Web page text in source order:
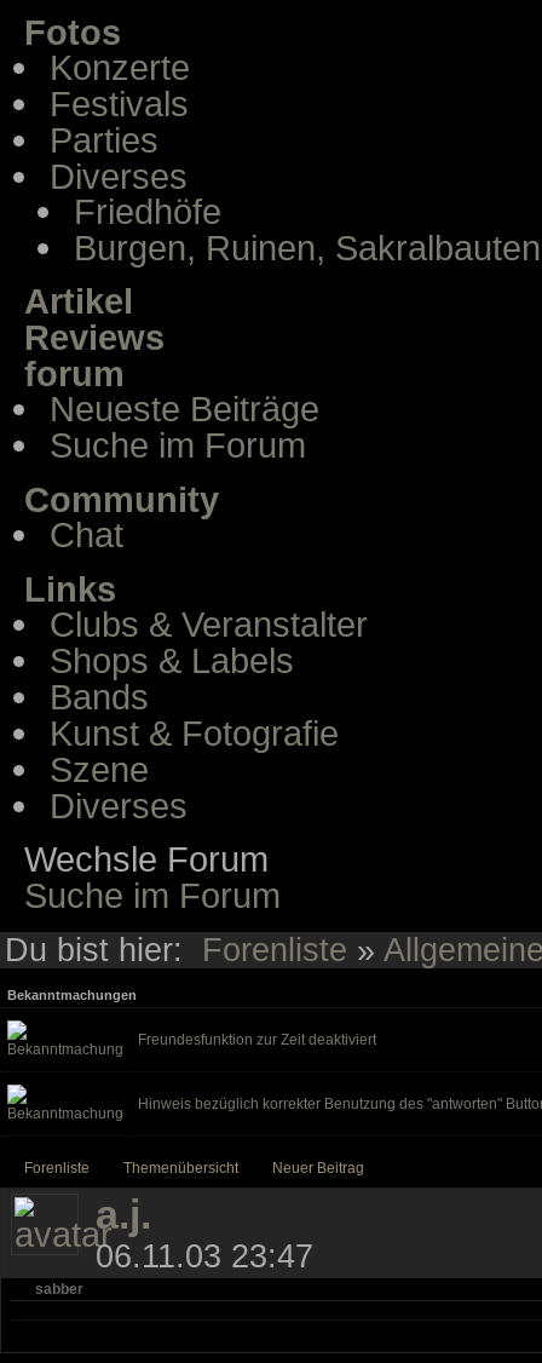
Fotos
Konzerte
Festivals
Parties
Diverses
Friedhöfe
Burgen, Ruinen, Sakralbauten
Artikel
Reviews
forum
Neueste Beiträge
Suche im Forum
Community
Chat
Links
Clubs & Veranstalter
Shops & Labels
Bands
Kunst & Fotografie
Szene
Diverses
Wechsle Forum
Suche im Forum
Du bist hier: Forenliste »
Bekanntmachungen
Freundesfunktion zur Zeit deaktiviert
Hinweis bezüglich korrekter Benutzung des "antworten"
Forenliste Themenübersicht Neuer Beitrag
a.j.
06.11.03 23:47
sabber